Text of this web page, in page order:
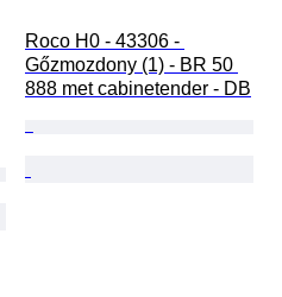
Roco H0 - 43306 -
Gőzmozdony (1) - BR 50
888 met cabinetender - DB